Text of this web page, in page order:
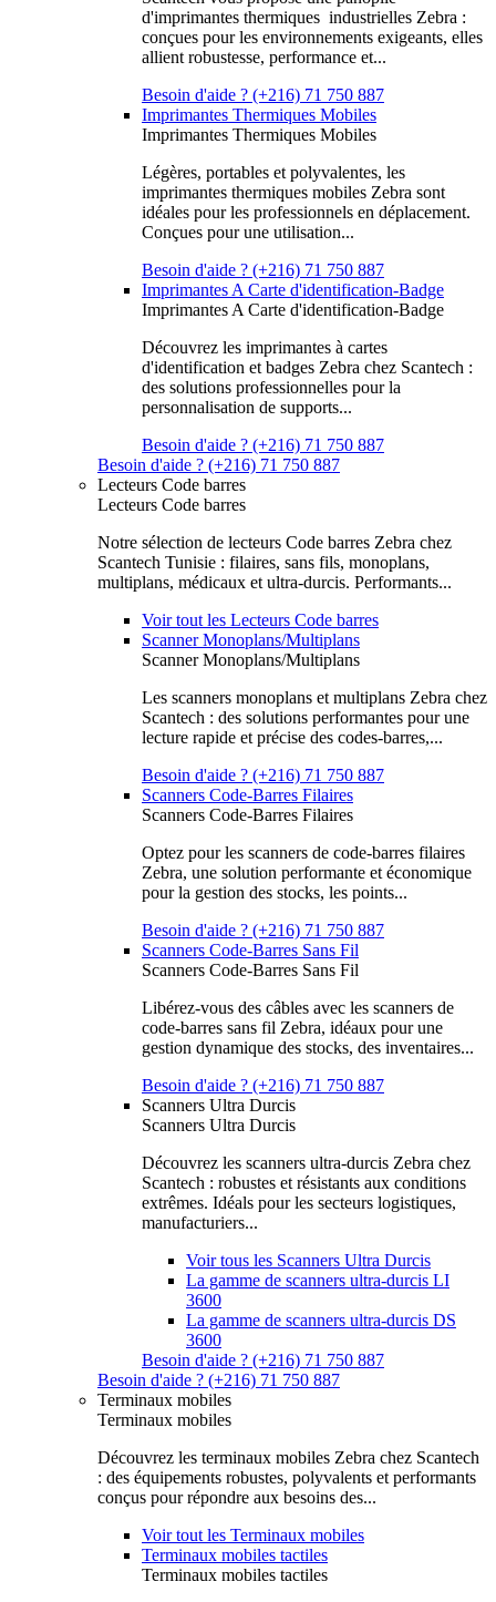
d'imprimantes thermiques industrielles Zebra :
conçues pour les environnements exigeants, elles
allient robustesse, performance et...
Besoin d'aide ? (+216) 71 750 887
Imprimantes Thermiques Mobiles
Imprimantes Thermiques Mobiles
Légères, portables et polyvalentes, les
imprimantes thermiques mobiles Zebra sont
idéales pour les professionnels en déplacement.
Conçues pour une utilisation...
Besoin d'aide ? (+216) 71 750 887
Imprimantes A Carte d'identification-Badge
Imprimantes A Carte d'identification-Badge
Découvrez les imprimantes à cartes
d'identification et badges Zebra chez Scantech :
des solutions professionnelles pour la
personnalisation de supports...
Besoin d'aide ? (+216) 71 750 887
Besoin d'aide ? (+216) 71 750 887
Lecteurs Code barres
Lecteurs Code barres
Notre sélection de lecteurs Code barres Zebra chez
Scantech Tunisie : filaires, sans fils, monoplans,
multiplans, médicaux et ultra-durcis. Performants...
Voir tout les Lecteurs Code barres
Scanner Monoplans/Multiplans
Scanner Monoplans/Multiplans
Les scanners monoplans et multiplans Zebra chez
Scantech : des solutions performantes pour une
lecture rapide et précise des codes-barres,...
Besoin d'aide ? (+216) 71 750 887
Scanners Code-Barres Filaires
Scanners Code-Barres Filaires
Optez pour les scanners de code-barres filaires
Zebra, une solution performante et économique
pour la gestion des stocks, les points...
Besoin d'aide ? (+216) 71 750 887
Scanners Code-Barres Sans Fil
Scanners Code-Barres Sans Fil
Libérez-vous des câbles avec les scanners de
code-barres sans fil Zebra, idéaux pour une
gestion dynamique des stocks, des inventaires...
Besoin d'aide ? (+216) 71 750 887
Scanners Ultra Durcis
Scanners Ultra Durcis
Découvrez les scanners ultra-durcis Zebra chez
Scantech : robustes et résistants aux conditions
extrêmes. Idéals pour les secteurs logistiques,
manufacturiers...
Voir tous les Scanners Ultra Durcis
La gamme de scanners ultra-durcis LI
3600
La gamme de scanners ultra-durcis DS
3600
Besoin d'aide ? (+216) 71 750 887
Besoin d'aide ? (+216) 71 750 887
Terminaux mobiles
Terminaux mobiles
Découvrez les terminaux mobiles Zebra chez Scantech
: des équipements robustes, polyvalents et performants
conçus pour répondre aux besoins des...
Voir tout les Terminaux mobiles
Terminaux mobiles tactiles
Terminaux mobiles tactiles